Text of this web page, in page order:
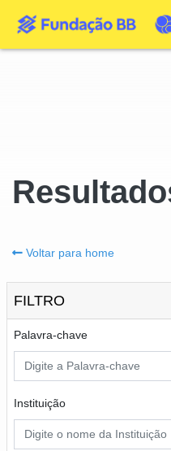
Voltar para home
FILTRO
Palavra-chave
Instituição